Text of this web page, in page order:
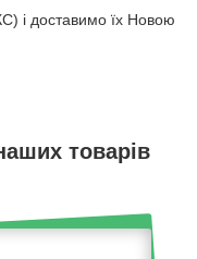
і доставимо їх Новою
товарів